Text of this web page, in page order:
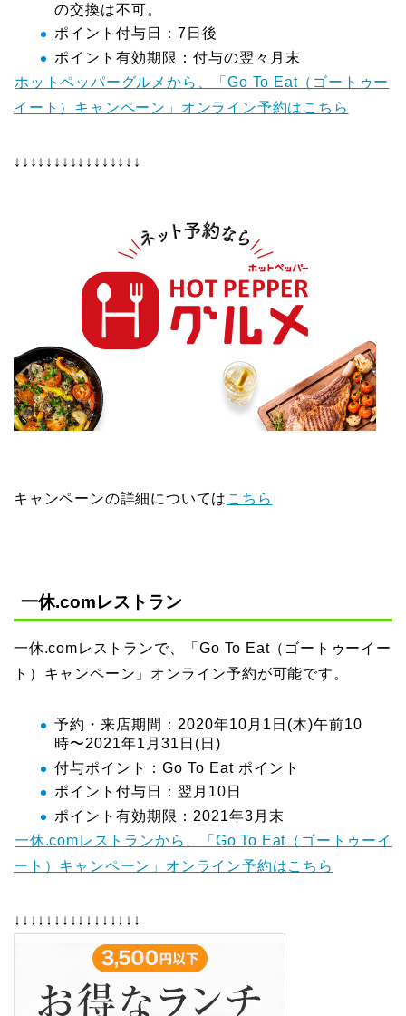
の交換は不可。
ポイント付与日：7日後
ポイント有効期限：付与の翌々月末
ホットペッパーグルメから、「Go To Eat（ゴートゥー
イート）キャンペーン」オンライン予約はこちら
↓↓↓↓↓↓↓↓↓↓↓↓↓↓↓↓
キャンペーンの詳細については こちら
一休.comレストラン
一休.comレストランで、「Go To Eat（ゴートゥーイー
ト）キャンペーン」オンライン予約が可能です。
予約・来店期間：2020年10月1日(木)午前10
時〜2021年1月31日(日)
付与ポイント：Go To Eat ポイント
ポイント付与日：翌月10日
ポイント有効期限：2021年3月末
一休.comレストランから、「Go To Eat（ゴートゥーイ
ート）キャンペーン」オンライン予約はこちら
↓↓↓↓↓↓↓↓↓↓↓↓↓↓↓↓